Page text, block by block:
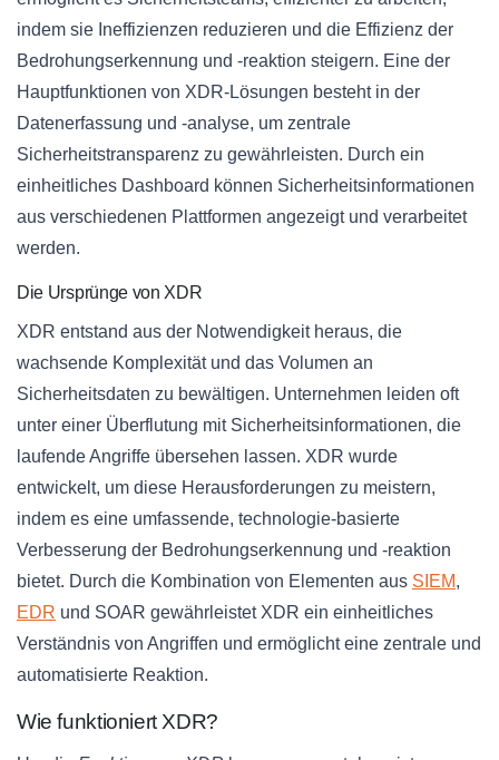
indem sie Ineffizienzen reduzieren und die Effizienz der
Bedrohungserkennung und -reaktion steigern. Eine der
Hauptfunktionen von XDR-Lösungen besteht in der
Datenerfassung und -analyse, um zentrale
Sicherheitstransparenz zu gewährleisten. Durch ein
einheitliches Dashboard können Sicherheitsinformationen
aus verschiedenen Plattformen angezeigt und verarbeitet
werden.
Die Ursprünge von XDR
XDR entstand aus der Notwendigkeit heraus, die
wachsende Komplexität und das Volumen an
Sicherheitsdaten zu bewältigen. Unternehmen leiden oft
unter einer Überflutung mit Sicherheitsinformationen, die
laufende Angriffe übersehen lassen. XDR wurde
entwickelt, um diese Herausforderungen zu meistern,
indem es eine umfassende, technologie-basierte
Verbesserung der Bedrohungserkennung und -reaktion
bietet. Durch die Kombination von Elementen aus SIEM,
EDR und SOAR gewährleistet XDR ein einheitliches
Verständnis von Angriffen und ermöglicht eine zentrale und
automatisierte Reaktion.
Wie funktioniert XDR?